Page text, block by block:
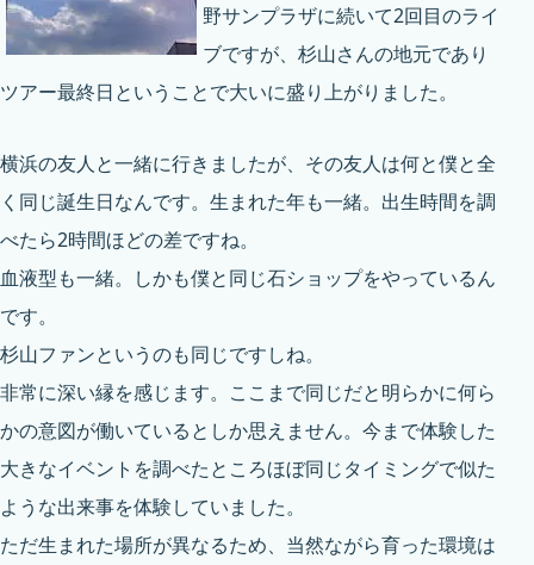
野サンプラザに続いて2回目のライ
ブですが、杉山さんの地元であり
ツアー最終日ということで大いに盛り上がりました。
横浜の友人と一緒に行きましたが、その友人は何と僕と全
く同じ誕生日なんです。生まれた年も一緒。出生時間を調
べたら2時間ほどの差ですね。
血液型も一緒。しかも僕と同じ石ショップをやっているん
です。
杉山ファンというのも同じですしね。
非常に深い縁を感じます。ここまで同じだと明らかに何ら
かの意図が働いているとしか思えません。今まで体験した
大きなイベントを調べたところほぼ同じタイミングで似た
ような出来事を体験していました。
ただ生まれた場所が異なるため、当然ながら育った環境は